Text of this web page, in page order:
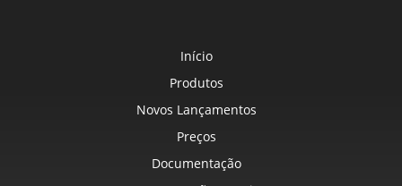
Início
Produtos
Novos Lançamentos
Preços
Documentação